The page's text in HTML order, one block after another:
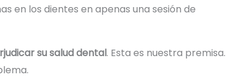
en los dientes en apenas una sesión de
su salud dental. Esta es nuestra premisa.